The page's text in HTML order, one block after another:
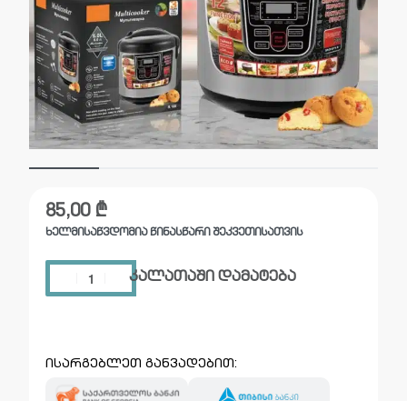
85,00 ₾
ᲮᲔᲚᲛᲘᲡᲐᲬᲕᲓᲝᲛᲘᲐ ᲬᲘᲜᲐᲡᲬᲐᲠᲘ ᲨᲔᲙᲕᲔᲗᲘᲡᲐᲗᲕᲘᲡ
კალათაში დამატება
ისარგებლეთ განვადებით: